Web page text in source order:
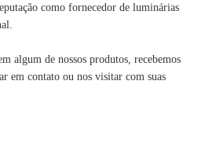
como fornecedor de luminárias
algum de nossos produtos, recebemos
em contato ou nos visitar com suas